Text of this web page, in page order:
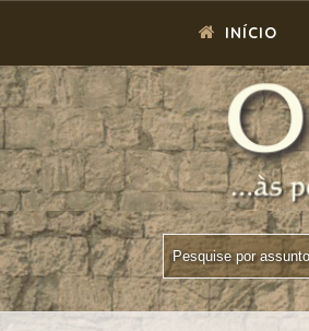
INÍCIO